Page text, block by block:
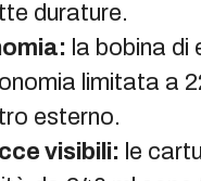
durature.
la bobina
limitata a
esterno.
visibili: le